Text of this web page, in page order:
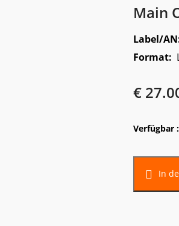
Main
Label/
Format:
€
Verfügbar :
In